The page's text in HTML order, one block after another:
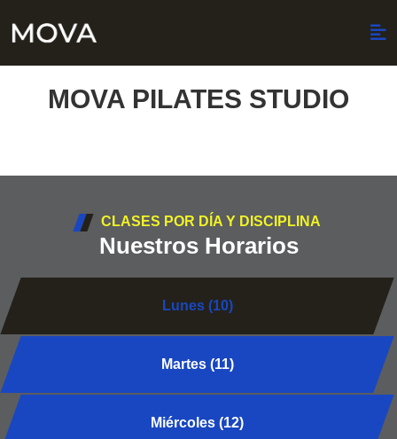
MOVA PILATES STUDIO
CLASES POR DÍA Y DISCIPLINA
Nuestros Horarios
Lunes (10)
Martes (11)
Miércoles (12)